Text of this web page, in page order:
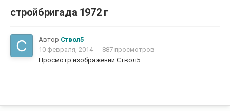
стройбригада 1972 г
Автор Ствол5
10 февраля, 2014
887 просмотров
Просмотр изображений Ствол5